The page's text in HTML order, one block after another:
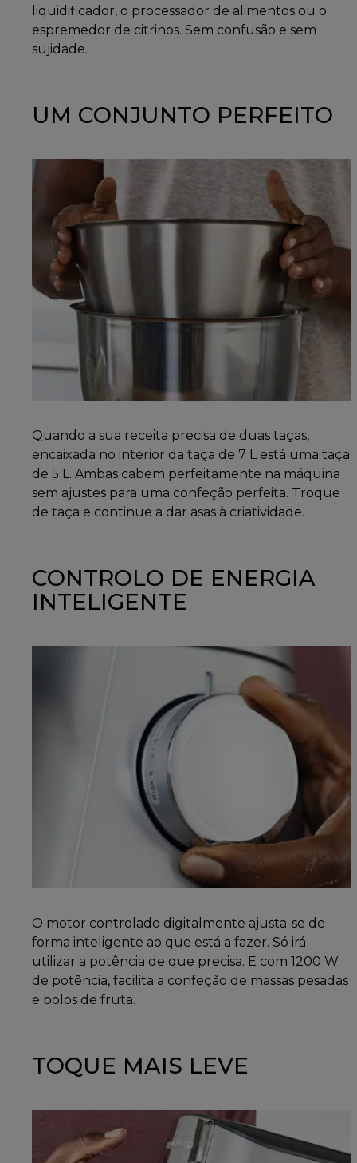
liquidificador, o processador de alimentos ou o
espremedor de citrinos. Sem confusão e sem
sujidade.
UM CONJUNTO PERFEITO
Quando a sua receita precisa de duas taças,
encaixada no interior da taça de 7 L está uma taça
de 5 L. Ambas cabem perfeitamente na máquina
sem ajustes para uma confeção perfeita. Troque
de taça e continue a dar asas à criatividade.
CONTROLO DE ENERGIA
INTELIGENTE
O motor controlado digitalmente ajusta-se de
forma inteligente ao que está a fazer. Só irá
utilizar a potência de que precisa. E com 1200 W
de potência, facilita a confeção de massas pesadas
e bolos de fruta.
TOQUE MAIS LEVE